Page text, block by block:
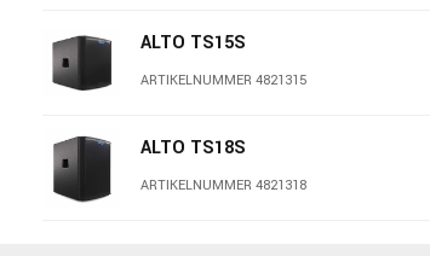
ALTO TS15S
ARTIKELNUMMER 4821315
ALTO TS18S
ARTIKELNUMMER 4821318